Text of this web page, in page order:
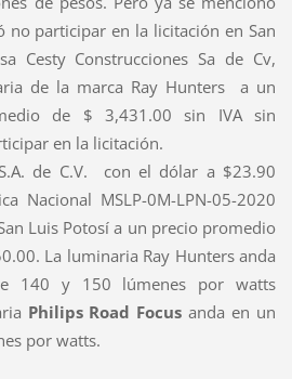
no participar en la licitación en San
CestyConstrucciones Sa de Cv,
de la marca Ray Huntersa un
de $ 3,431.00 sin IVA sin
en la licitación.
de C.V. con el dólar a $23.90
Nacional MSLP-0M-LPN-05-2020
Luis Potosí a un precio promedio
La luminaria Ray Huntersanda
140 y 150 lúmenes por watts
Philips Road Focus anda en un
por watts.